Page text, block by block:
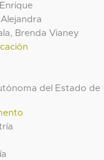
Brenda Vianey
del Estado de